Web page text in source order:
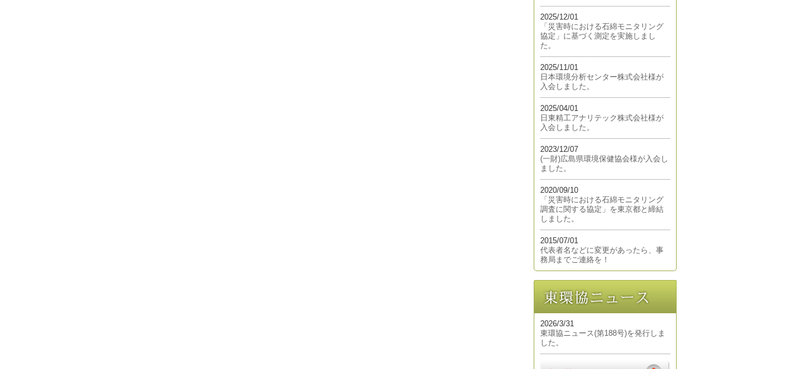
2025/12/01
「災害時における石綿モニタリング
協定」に基づく測定を実施しまし
た。
2025/11/01
日本環境分析センター株式会社様が
入会しました。
2025/04/01
日東精工アナリテック株式会社様が
入会しました。
2023/12/07
(一財)広島県環境保健協会様が入会し
ました。
2020/09/10
「災害時における石綿モニタリング
調査に関する協定」を東京都と締結
しました。
2015/07/01
代表者名などに変更があったら、事
務局までご連絡を！
2026/3/31
東環協ニュース(第188号)を発行しま
した。